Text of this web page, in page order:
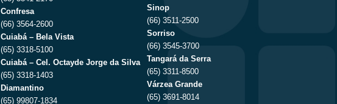
Confresa
(66) 3564-2600
Cuiabá – Bela Vista
(65) 3318-5100
Cuiabá – Cel. Octayde Jorge da Silva
(65) 3318-1403
Diamantino
(65) 99807-1834
Sinop
(66) 3511-2500
Sorriso
(66) 3545-3700
Tangará da Serra
(65) 3311-8500
Várzea Grande
(65) 3691-8014